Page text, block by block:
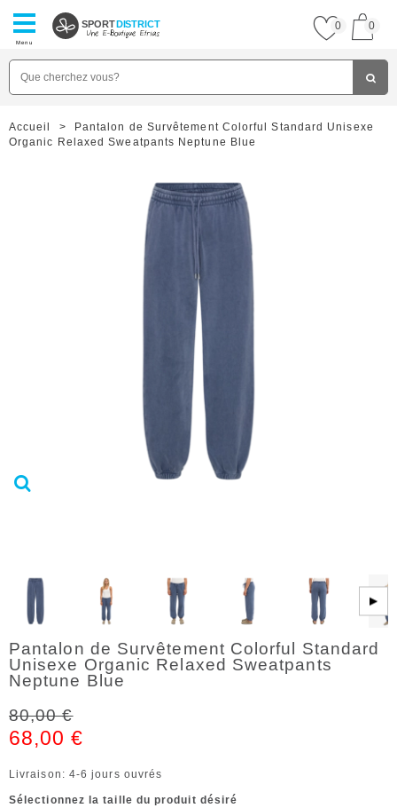
Menu
SPORTDISTRICT 0 0
Accueil >
Pantalon de Survêtement Colorful Standard Unisexe
Organic Relaxed Sweatpants Neptune Blue
▶
Pantalon de Survêtement Colorful Standard
Unisexe Organic Relaxed Sweatpants
Neptune Blue
80,00 €
68,00 €
Livraison: 4-6 jours ouvrés
Sélectionnez la taille du produit désiré